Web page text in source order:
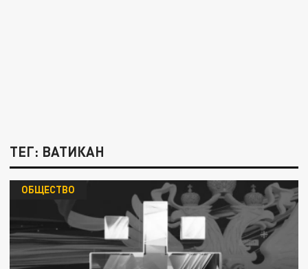
ТЕГ: ВАТИКАН
ОБЩЕСТВО